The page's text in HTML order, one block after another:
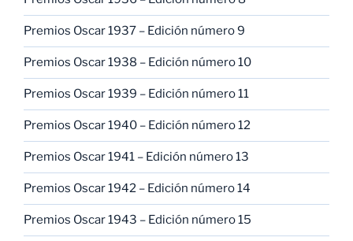
Premios Oscar 1937 – Edición número 9
Premios Oscar 1938 – Edición número 10
Premios Oscar 1939 – Edición número 11
Premios Oscar 1940 – Edición número 12
Premios Oscar 1941 – Edición número 13
Premios Oscar 1942 – Edición número 14
Premios Oscar 1943 – Edición número 15